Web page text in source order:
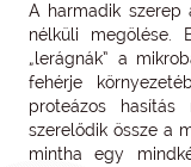
A harmadik szerep
nélküli megölése.
„lerágnák” a
fehérje
proteázos
szerelődik össze a
mintha egy